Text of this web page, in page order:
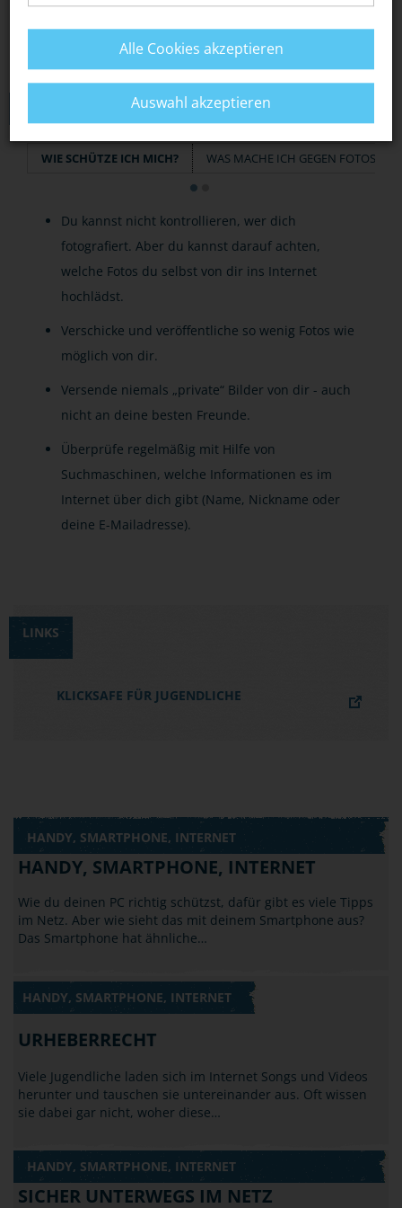
WIE SCHÜTZE ICH MICH? WAS MACHE ICH GEGEN FOTOS IM
Du kannst nicht kontrollieren, wer dich
fotografiert. Aber du kannst darauf achten,
welche Fotos du selbst von dir ins Internet
hochlädst.
Verschicke und veröffentliche so wenig Fotos wie
möglich von dir.
Versende niemals „private“ Bilder von dir - auch
nicht an deine besten Freunde.
Überprüfe regelmäßig mit Hilfe von
Suchmaschinen, welche Informationen es im
Internet über dich gibt (Name, Nickname oder
deine E-Mailadresse).
LINKS
KLICKSAFE FÜR JUGENDLICHE
HANDY, SMARTPHONE, INTERNET
HANDY, SMARTPHONE, INTERNET
Wie du deinen PC richtig schützst, dafür gibt es viele Tipps
im Netz. Aber wie sieht das mit deinem Smartphone aus?
Das Smartphone hat ähnliche…
HANDY, SMARTPHONE, INTERNET
URHEBERRECHT
Viele Jugendliche laden sich im Internet Songs und Videos
herunter und tauschen sie untereinander aus. Oft wissen
sie dabei gar nicht, woher diese…
HANDY, SMARTPHONE, INTERNET
SICHER UNTERWEGS IM NETZ
Alle Cookies akzeptieren
Auswahl akzeptieren